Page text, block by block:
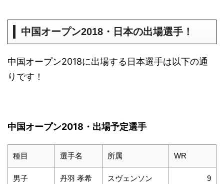
中国オープン2018・日本の出場選手！
中国オープン2018に出場する日本選手は以下の通
りです！
中国オープン2018・出場予定選手
種目 選手名 所属 WR
男子
丹羽 孝希 スヴェンソン 9